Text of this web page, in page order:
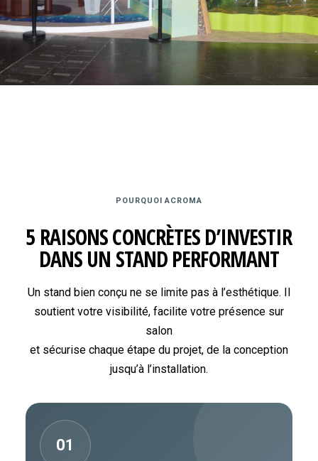
POURQUOI ACROMA
5 RAISONS CONCRÈTES D’INVESTIR
DANS UN STAND PERFORMANT
Un stand bien conçu ne se limite pas à l’esthétique. Il
soutient votre visibilité, facilite votre présence sur
salon
et sécurise chaque étape du projet, de la conception
jusqu’à l’installation.
01